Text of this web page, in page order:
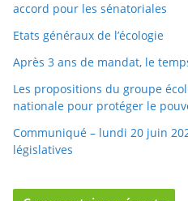
accord pour les sénatoriales
Etats généraux de l’écologie
Après 3 ans de mandat, le
Les propositions du groupe
nationale pour protéger le
Communiqué – lundi 20 juin
législatives